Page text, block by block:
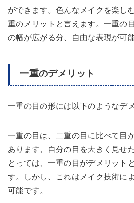
ができます。色んなメイクを楽し
重のメリットと言えます。一重の
の幅が広がる分、自由な表現が可
一重のデメリット
一重の目の形には以下のようなデ
一重の目は、二重の目に比べて目
あります。自分の目を大きく見せ
とっては、一重の目がデメリット
す。しかし、これはメイク技術に
可能です。